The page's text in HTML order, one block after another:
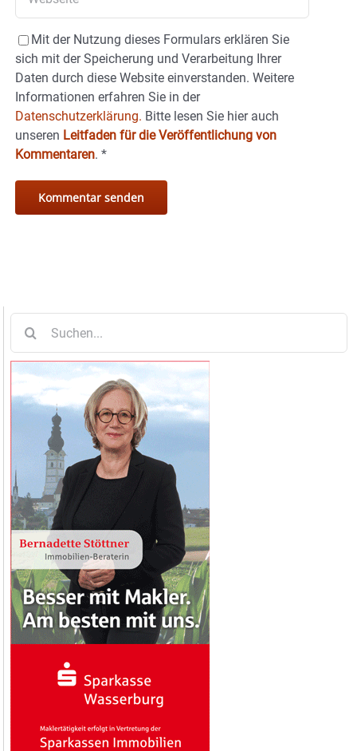
Mit der Nutzung dieses Formulars erklären Sie
sich mit der Speicherung und Verarbeitung Ihrer
Daten durch diese Website einverstanden. Weitere
Informationen erfahren Sie in der
Datenschutzerklärung. Bitte lesen Sie hier auch
unseren Leitfaden für die Veröffentlichung von
Kommentaren. *
nach: